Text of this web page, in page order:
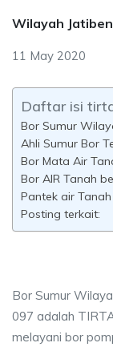
Wilayah
11 May 2020
Daftar isi
Bor Sumur
Ahli Sumur Bor
Bor Mata Air
Bor AIR Tanah
Pantek air
Posting terkait:
Bor Sumur
097 adalah
melayani bor